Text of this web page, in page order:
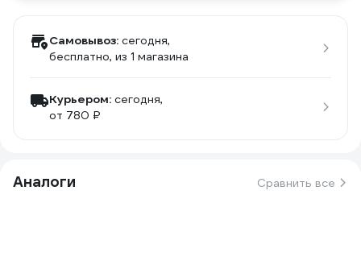
Самовывоз: сегодня,
бесплатно, из 1 магазина
Курьером: сегодня,
от 780 ₽
Аналоги Сравнить все